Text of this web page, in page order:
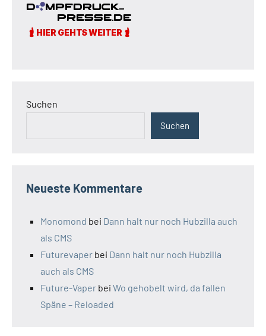
Beiträge
Suchen
Suchen
Neueste Kommentare
Monomond bei Dann halt nur noch Hubzilla auch
als CMS
Futurevaper bei Dann halt nur noch Hubzilla
auch als CMS
Future-Vaper bei Wo gehobelt wird, da fallen
Späne – Reloaded